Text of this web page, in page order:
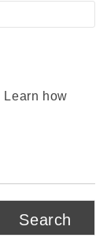
Learn how